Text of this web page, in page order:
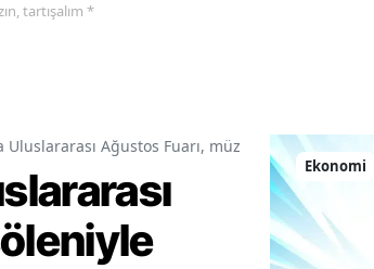
tartışalım *
Ağustos Fuarı, müzik şöleniyle renkli
Ekonomi